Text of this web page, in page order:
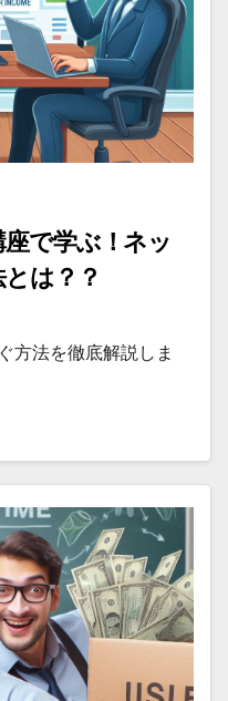
で学ぶ！ネッ
は？？
方法を徹底解説しま